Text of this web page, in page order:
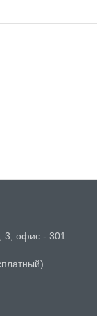
3, офис - 301